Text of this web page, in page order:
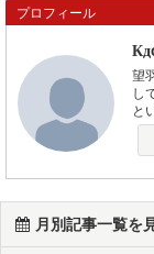
プロフィール
望
し
と
月別記事一覧を